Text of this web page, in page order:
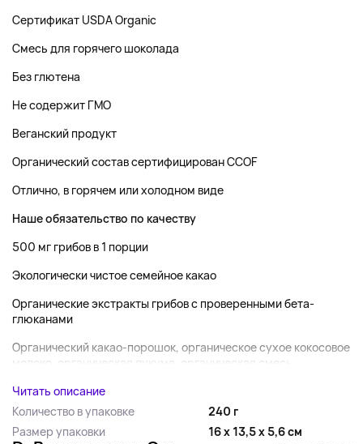
Сертификат USDA Organic
Смесь для горячего шоколада
Без глютена
Не содержит ГМО
Веганский продукт
Органический состав сертифицирован CCOF
Отлично, в горячем или холодном виде
Наше обязательство по качеству
500 мг грибов в 1 порции
Экологически чистое семейное какао
Органические экстракты грибов с проверенными бета-
глюканами
Органический какао-порошок, органическое сухое кокосовое
молоко, органическая лукума, органическая смесь...
Читать описание
Количество в упаковке
240 г
Размер упаковки
16 x 13,5 x 5,6 см